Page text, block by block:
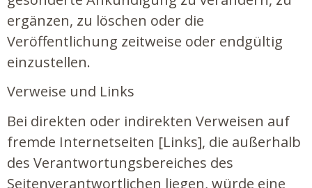
ergänzen, zu löschen oder die
Veröffentlichung zeitweise oder endgültig
einzustellen.
Verweise und Links
Bei direkten oder indirekten Verweisen auf
fremde Internetseiten [Links], die außerhalb
des Verantwortungsbereiches des
Seitenverantwortlichen liegen, würde eine